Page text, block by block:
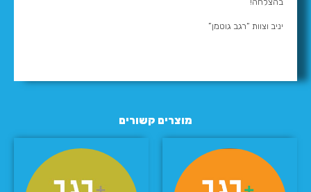
מוצרים קשורים
יניב וצוות “רגב גוטמן”